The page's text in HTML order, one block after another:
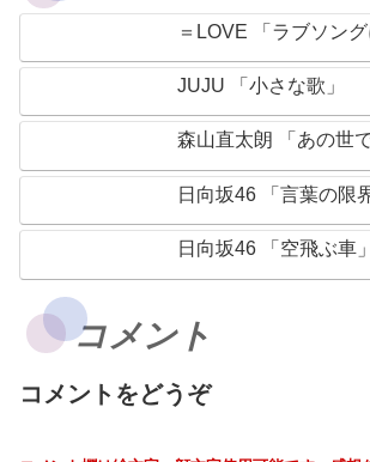
＝LOVE 「ラブソング
JUJU 「小さな歌」
森山直太朗 「あの世で
日向坂46 「言葉の限
日向坂46 「空飛ぶ車」
コメント
コメントをどうぞ